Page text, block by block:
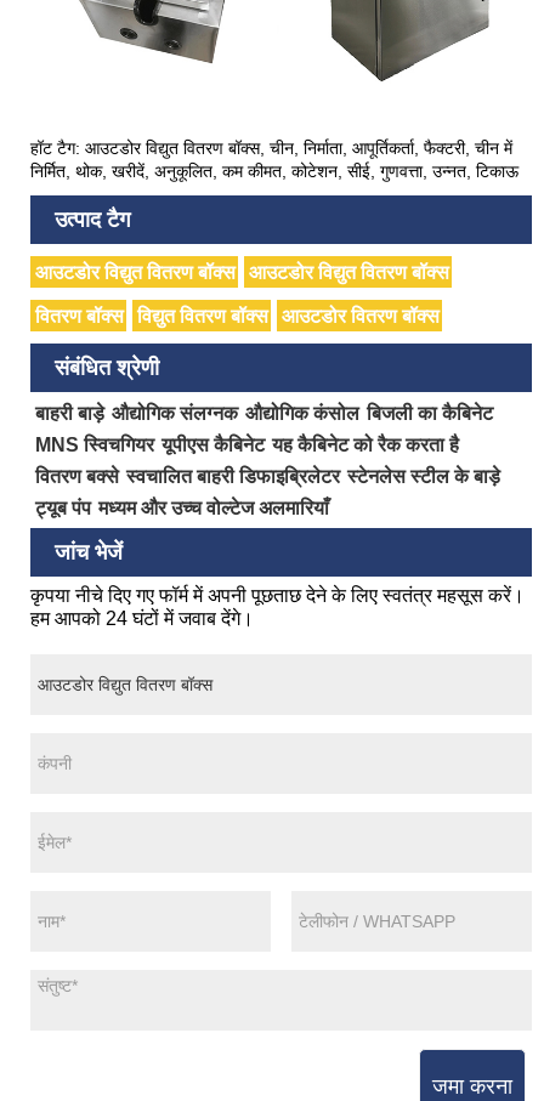
हॉट टैग: आउटडोर विद्युत वितरण बॉक्स, चीन, निर्माता, आपूर्तिकर्ता, फैक्टरी, चीन में
निर्मित, थोक, खरीदें, अनुकूलित, कम कीमत, कोटेशन, सीई, गुणवत्ता, उन्नत, टिकाऊ
उत्पाद टैग
आउटडोर विद्युत वितरण बॉक्स आउटडोर विद्युत वितरण बॉक्स
वितरण बॉक्स विद्युत वितरण बॉक्स आउटडोर वितरण बॉक्स
संबंधित श्रेणी
बाहरी बाड़े औद्योगिक संलग्नक औद्योगिक कंसोल बिजली का कैबिनेट
MNS स्विचगियर यूपीएस कैबिनेट यह कैबिनेट को रैक करता है
वितरण बक्से स्वचालित बाहरी डिफाइब्रिलेटर स्टेनलेस स्टील के बाड़े
ट्यूब पंप मध्यम और उच्च वोल्टेज अलमारियाँ
जांच भेजें
कृपया नीचे दिए गए फॉर्म में अपनी पूछताछ देने के लिए स्वतंत्र महसूस करें।
हम आपको 24 घंटों में जवाब देंगे।
जमा करना